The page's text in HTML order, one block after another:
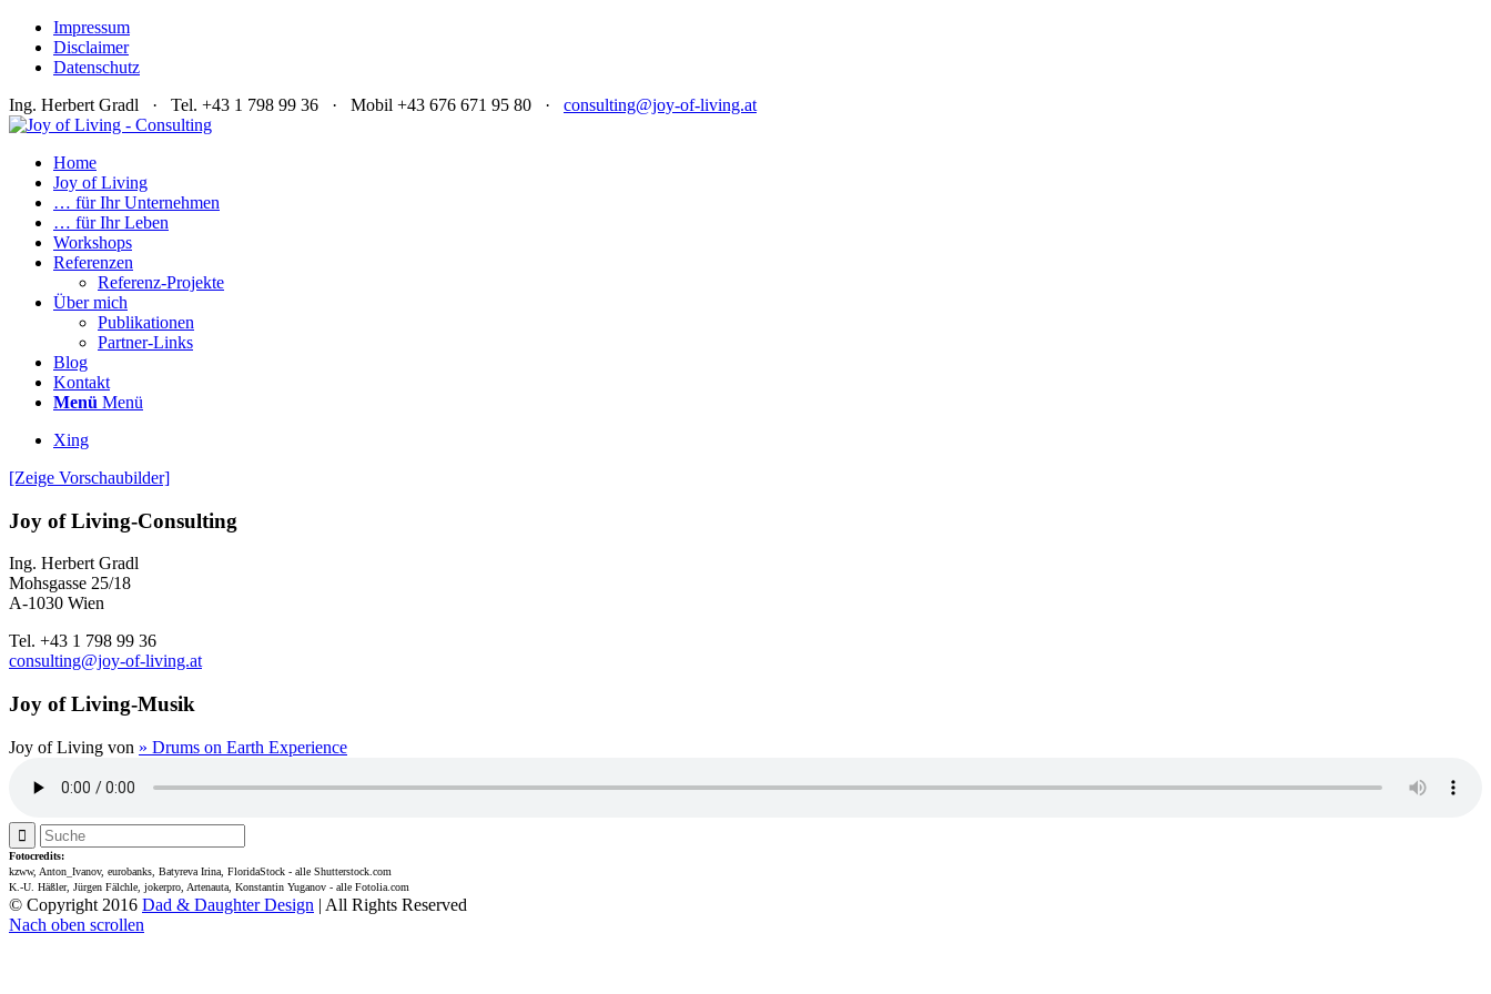
Impressum
Disclaimer
Datenschutz
Ing. Herbert Gradl · Tel. +43 1 798 99 36 · Mobil +43 676 671 95 80 · consulting@joy-of-living.at
Home
Joy of Living
… für Ihr Unternehmen
… für Ihr Leben
Workshops
Referenzen
Referenz-Projekte
Über mich
Publikationen
Partner-Links
Blog
Kontakt
Menü Menü
Xing
[Zeige Vorschaubilder]
Joy of Living-Consulting
Ing. Herbert Gradl
Mohsgasse 25/18
A-1030 Wien
Tel. +43 1 798 99 36
consulting@joy-of-living.at
Joy of Living-Musik
Joy of Living von » Drums on Earth Experience
Fotocredits:
kzww, Anton_Ivanov, eurobanks, Batyreva Irina, FloridaStock - alle Shutterstock.com
K.-U. Häßler, Jürgen Fälchle, jokerpro, Artenauta, Konstantin Yuganov - alle Fotolia.com
© Copyright 2016 Dad & Daughter Design | All Rights Reserved
Nach oben scrollen